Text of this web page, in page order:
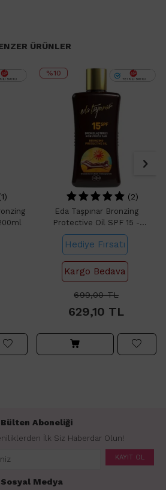
ÜRÜNLER
%10
(2)
Eda Taşpınar Bronzing
Protective Oil SPF 15 -
Bronzlaştırıcı Güneş Yağı 200ml
Hediye Fırsatı
Kargo Bedava
699,00TL
629,10 TL
Aboneliği
İlk Siz Haberdar Olun!
KAYIT OL
Sosyal Medya